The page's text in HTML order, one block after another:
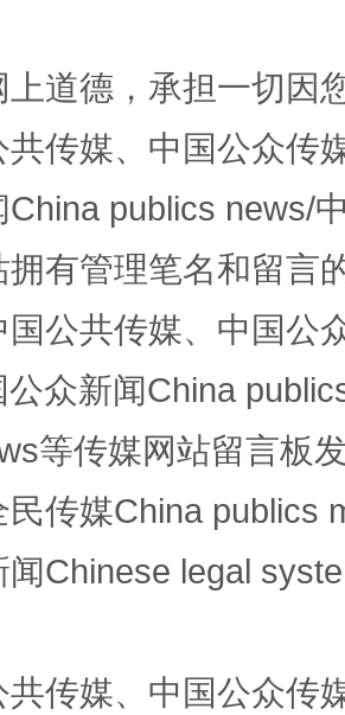
道德，承担一切因
共传媒、中国公众传
China publics news/
拥有管理笔名和留言
国公共传媒、中国公
公众新闻China
等传媒网站留言板
民传媒China publics
闻Chinese legal
共传媒、中国公众传